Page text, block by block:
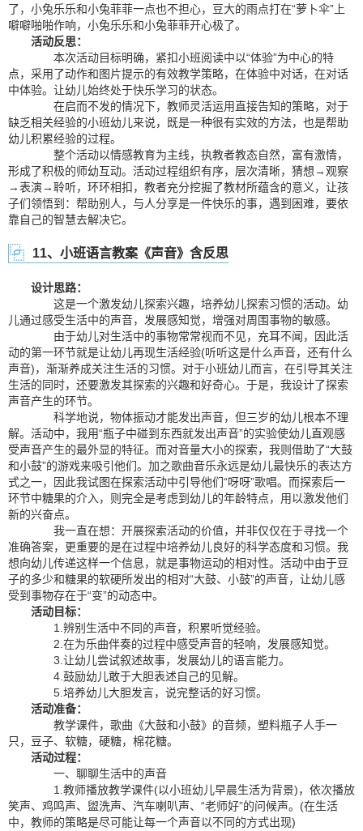
了，小兔乐乐和小兔菲菲一点也不担心，豆大的雨点打在“萝卜伞”上
噼噼啪啪作响，小兔乐乐和小兔菲菲开心极了。
活动反思：
本次活动目标明确，紧扣小班阅读中以“体验”为中心的特
点，采用了动作和图片提示的有效教学策略，在体验中对话，在对话
中体验。让幼儿始终处于快乐学习的状态。
在启而不发的情况下，教师灵活运用直接告知的策略，对于
缺乏相关经验的小班幼儿来说，既是一种很有实效的方法，也是帮助
幼儿积累经验的过程。
整个活动以情感教育为主线，执教者教态自然，富有激情，
形成了积极的师幼互动。活动过程组织有序，层次清晰，猜想→观察
→表演→聆听，环环相扣，教者充分挖掘了教材所蕴含的意义，让孩
子们领悟到：帮助别人，与人分享是一件快乐的事，遇到困难，要依
靠自己的智慧去解决它。
11、小班语言教案《声音》含反思
设计思路：
这是一个激发幼儿探索兴趣，培养幼儿探索习惯的活动。幼
儿通过感受生活中的声音，发展感知觉，增强对周围事物的敏感。
由于幼儿对生活中的事物常常视而不见，充耳不闻，因此活
动的第一环节就是让幼儿再现生活经验(听听这是什么声音，还有什么
声音)，渐渐养成关注生活的习惯。对于小班幼儿而言，在引导其关注
生活的同时，还要激发其探索的兴趣和好奇心。于是，我设计了探索
声音产生的环节。
科学地说，物体振动才能发出声音，但三岁的幼儿根本不理
解。活动中，我用“瓶子中碰到东西就发出声音”的实验使幼儿直观感
受声音产生的最外显的特征。而对音量大小的探索，我则借助了“大鼓
和小鼓”的游戏来吸引他们。加之歌曲音乐永远是幼儿最快乐的表达方
式之一，因此我试图在探索活动中引导他们“呀呀”歌唱。而探索后一
环节中糖果的介入，则完全是考虑到幼儿的年龄特点，用以激发他们
新的兴奋点。
我一直在想：开展探索活动的价值，并非仅仅在于寻找一个
准确答案，更重要的是在过程中培养幼儿良好的科学态度和习惯。我
想向幼儿传递这样一个信息，就是事物运动的相对性。活动中由于豆
子的多少和糖果的软硬所发出的相对“大鼓、小鼓”的声音，让幼儿感
受到事物存在于“变”的动态中。
活动目标：
1.辨别生活中不同的声音，积累听觉经验。
2.在为乐曲伴奏的过程中感受声音的轻响，发展感知觉。
3.让幼儿尝试叙述故事，发展幼儿的语言能力。
4.鼓励幼儿敢于大胆表述自己的见解。
5.培养幼儿大胆发言，说完整话的好习惯。
活动准备：
教学课件，歌曲《大鼓和小鼓》的音频，塑料瓶子人手一
只，豆子、软糖，硬糖，棉花糖。
活动过程：
一、聊聊生活中的声音
1.教师播放教学课件(以小班幼儿早晨生活为背景)，依次播放
笑声、鸡鸣声、盥洗声、汽车喇叭声、“老师好”的问候声。(在生活
中，教师的策略是尽可能让每一个声音以不同的方式出现)